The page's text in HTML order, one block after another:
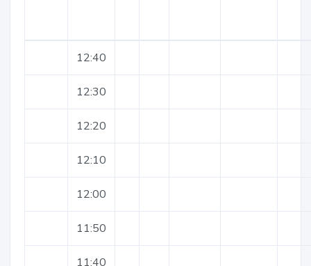
12:40
12:30
12:20
12:10
12:00
11:50
11:40